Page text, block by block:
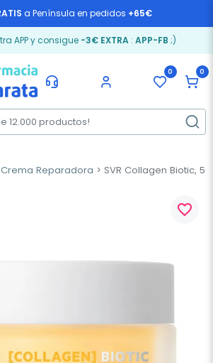
a Península en pedidos +65€
APP y consigue -3€ EXTRA: APP-FB ;)
0 0
Crema Reparadora SVR Collagen Biotic,
favorite_border